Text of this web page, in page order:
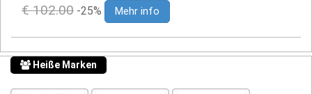
€ 102.00 -25% Mehr info
Heiße Marken